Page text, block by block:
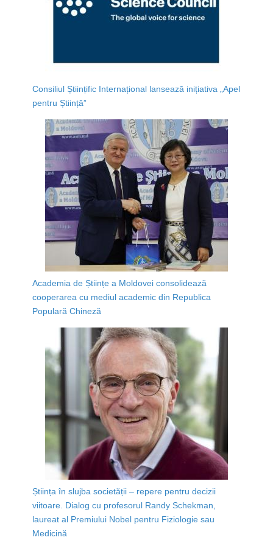
Consiliul Științific Internațional lansează inițiativa „Apel
pentru Știință”
Academia de Științe a Moldovei consolidează
cooperarea cu mediul academic din Republica
Populară Chineză
Știința în slujba societății – repere pentru decizii
viitoare. Dialog cu profesorul Randy Schekman,
laureat al Premiului Nobel pentru Fiziologie sau
Medicină